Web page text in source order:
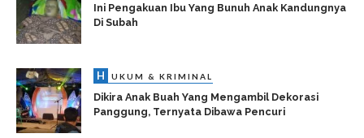
Ini Pengakuan Ibu Yang Bunuh Anak Kandungnya
Di Subah
H UKUM & KRIMINAL
Dikira Anak Buah Yang Mengambil Dekorasi
Panggung, Ternyata Dibawa Pencuri